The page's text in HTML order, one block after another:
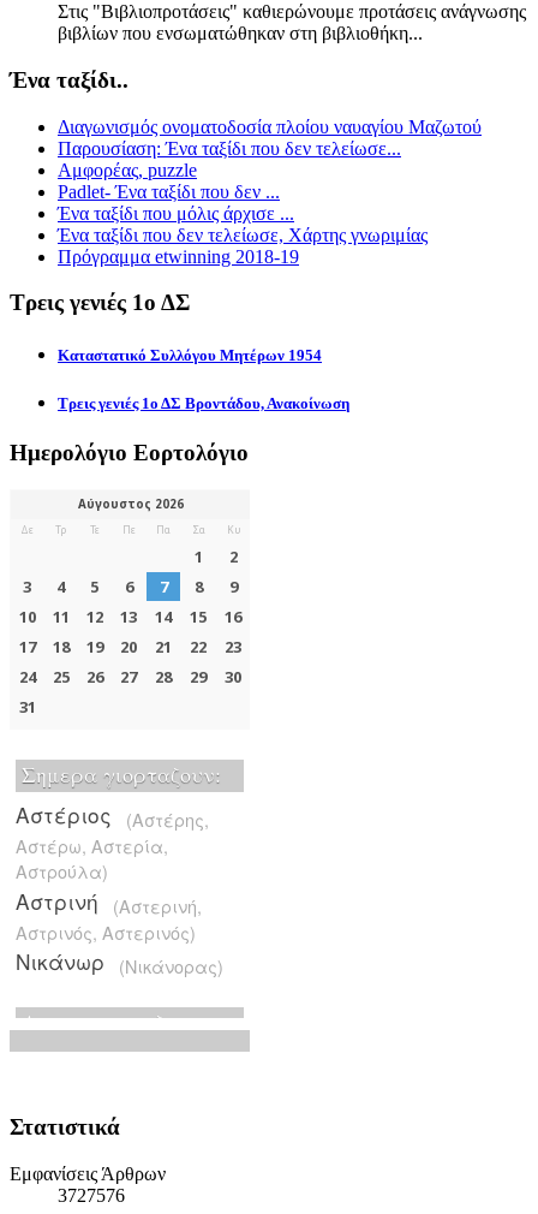
Στις "Βιβλιοπροτάσεις" καθιερώνουμε προτάσεις ανάγνωσης
βιβλίων που ενσωματώθηκαν στη βιβλιοθήκη...
Ένα ταξίδι..
Διαγωνισμός ονοματοδοσία πλοίου ναυαγίου Μαζωτού
Παρουσίαση: Ένα ταξίδι που δεν τελείωσε...
Αμφορέας, puzzle
Padlet- Ένα ταξίδι που δεν ...
Ένα ταξίδι που μόλις άρχισε ...
Ένα ταξίδι που δεν τελείωσε, Χάρτης γνωριμίας
Πρόγραμμα etwinning 2018-19
Τρεις γενιές 1ο ΔΣ
Καταστατικό Συλλόγου Μητέρων 1954
Τρεις γενιές 1ο ΔΣ Βροντάδου, Ανακοίνωση
Ημερολόγιο Εορτολόγιο
Στατιστικά
Εμφανίσεις Άρθρων
3727576